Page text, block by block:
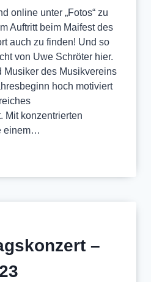
online unter „Fotos“ zu
Auftritt beim Maifest des
auch zu finden! Und so
von Uwe Schröter hier.
Musiker des Musikvereins
hoch motiviert
Mit konzentrierten
einem…
–